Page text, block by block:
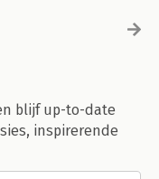
blijf up-to-date
inspirerende